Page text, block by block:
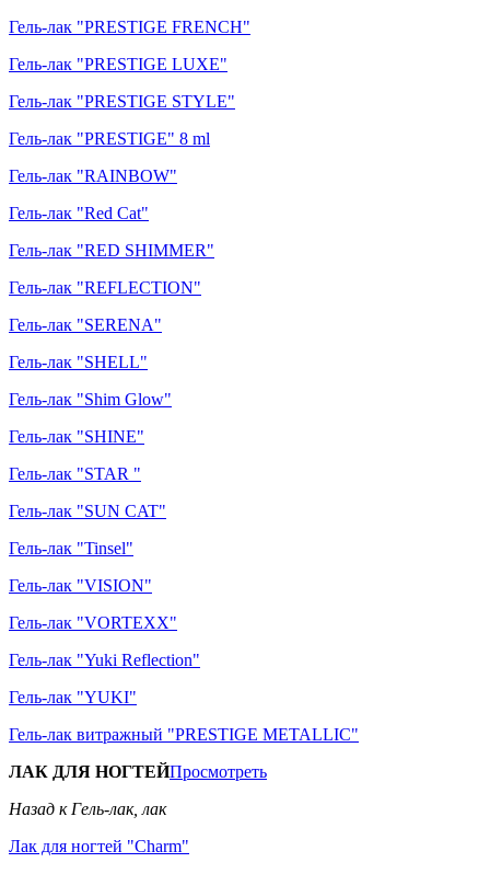
Гель-лак "PRESTIGE FRENCH"
Гель-лак "PRESTIGE LUXE"
Гель-лак "PRESTIGE STYLE"
Гель-лак "PRESTIGE" 8 ml
Гель-лак "RAINBOW"
Гель-лак "Red Cat"
Гель-лак "RED SHIMMER"
Гель-лак "REFLECTION"
Гель-лак "SERENA"
Гель-лак "SHELL"
Гель-лак "Shim Glow"
Гель-лак "SHINE"
Гель-лак "STAR "
Гель-лак "SUN CAT"
Гель-лак "Tinsel"
Гель-лак "VISION"
Гель-лак "VORTEXX"
Гель-лак "Yuki Reflection"
Гель-лак "YUKI"
Гель-лак витражный "PRESTIGE METALLIC"
ЛАК ДЛЯ НОГТЕЙПросмотреть
Назад к Гель-лак, лак
Лак для ногтей "Charm"